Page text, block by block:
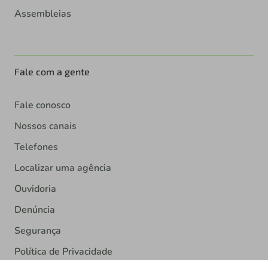
Assembleias
Fale com a gente
Fale conosco
Nossos canais
Telefones
Localizar uma agência
Ouvidoria
Denúncia
Segurança
Política de Privacidade